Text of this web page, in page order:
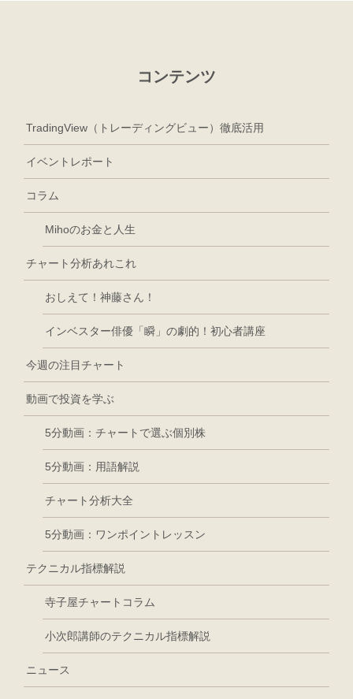
コンテンツ
TradingView（トレーディングビュー）徹底活用
イベントレポート
コラム
Mihoのお金と人生
チャート分析あれこれ
おしえて！神藤さん！
インベスター俳優「瞬」の劇的！初心者講座
今週の注目チャート
動画で投資を学ぶ
5分動画：チャートで選ぶ個別株
5分動画：用語解説
チャート分析大全
5分動画：ワンポイントレッスン
テクニカル指標解説
寺子屋チャートコラム
小次郎講師のテクニカル指標解説
ニュース